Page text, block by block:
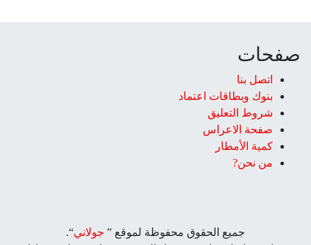
صفحات
اتصل بنا
بنوك وبطاقات اعتماد
شروط التعليق‎
صفحة الاعراس
كمية الأمطار
من نحن?
جميع الحقوق محفوظة لموقع ” جولاني“.